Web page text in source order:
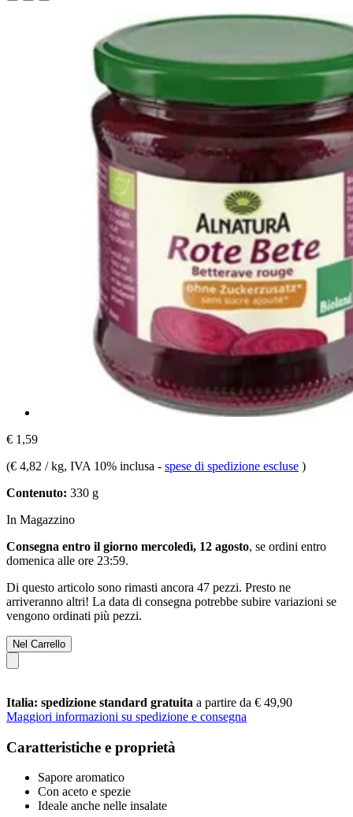
€ 1,59
(€ 4,82 / kg, IVA 10% inclusa - spese di spedizione escluse )
Contenuto: 330 g
In Magazzino
Consegna entro il giorno mercoledì, 12 agosto, se ordini entro
domenica alle ore 23:59.
Di questo articolo sono rimasti ancora 47 pezzi. Presto ne
arriveranno altri! La data di consegna potrebbe subire variazioni se
vengono ordinati più pezzi.
Nel Carrello
Italia: spedizione standard gratuita a partire da € 49,90
Maggiori informazioni su spedizione e consegna
Caratteristiche e proprietà
Sapore aromatico
Con aceto e spezie
Ideale anche nelle insalate